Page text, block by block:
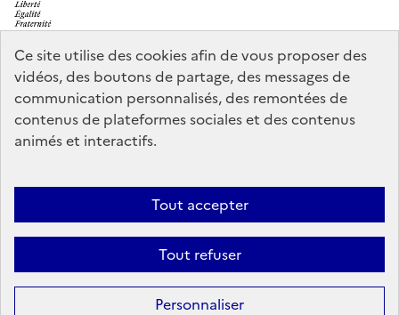
Ce site utilise des cookies afin de vous proposer des
vidéos, des boutons de partage, des messages de
communication personnalisés, des remontées de
contenus de plateformes sociales et des contenus
animés et interactifs.
Tout accepter
Tout refuser
Personnaliser
legifrance.gouv.fr
info.gouv.fr
service-public.gouv.fr
data.gouv.fr
Mentions légales
conforme
Politique d’utilisation des témoins de connexion
Sauf mention contraire, tous les contenus de ce site sont sous